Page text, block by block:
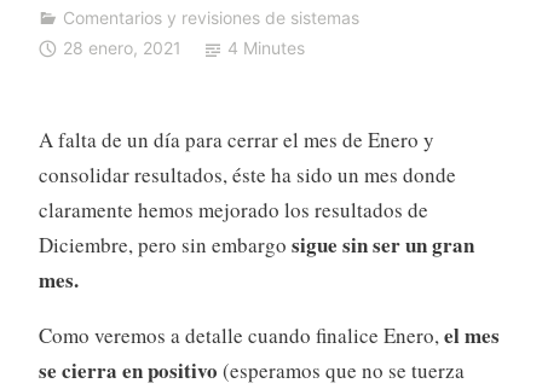
o
T
d
g
Comentarios y revisiones de sistemas
28 enero, 2021
4 Minutes
A falta de un día para cerrar el mes de Enero y
consolidar resultados, éste ha sido un mes donde
claramente hemos mejorado los resultados de
Diciembre, pero sin embargo sigue sin ser un gran
mes.
Como veremos a detalle cuando finalice Enero,el mes
se cierra en positivo (esperamos que no se tuerza